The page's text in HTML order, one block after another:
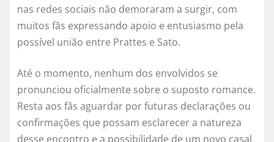
nas redes sociais não demoraram a surgir, com
muitos fãs expressando apoio e entusiasmo pela
possível união entre Prattes e Sato.
Até o momento, nenhum dos envolvidos se
pronunciou oficialmente sobre o suposto romance.
Resta aos fãs aguardar por futuras declarações ou
confirmações que possam esclarecer a natureza
desse encontro e a possibilidade de um novo casal